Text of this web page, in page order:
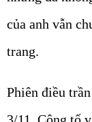
của anh vẫn
trang.
Phiên điều